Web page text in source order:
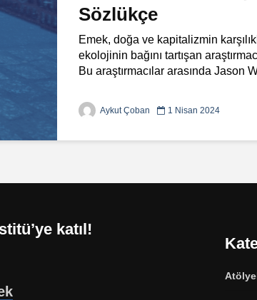
Sözlükçe
Emek, doğa ve kapitalizmin
ekolojinin bağını tartışan
Bu araştırmacılar arasında Jason
Aykut Çoban 1 Nisan 2024
katıl!